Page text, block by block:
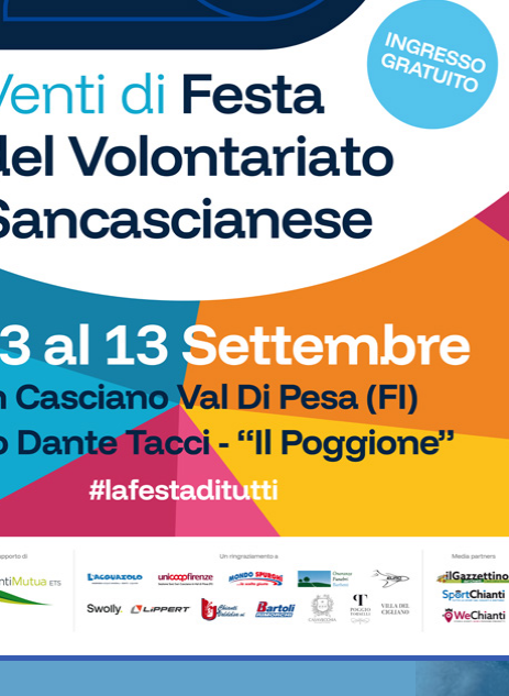
Polisportiva Tavarnelle, nel week
end a Bustecca il Campionato
Regionale Toscano...
19/02/2026
Al via 600 atleti pronti a contendersi il trofeo presso
la tensostruttura di Bustecca, a Barberino Val d'Elsa
Arti marziali
Karaterzetà arriva anche a Firenze!
E anche in città propone corsi...
21/01/2026
Da febbraio partono i corsi dedicati agli over 60 del
dojo ripolese presso la Palestra Okami:
inaugurazione domenica 25 gennaio
FREESTYLE